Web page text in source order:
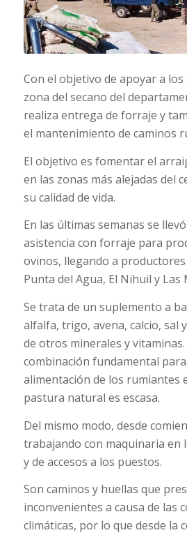
Con el objetivo de apoyar a los
zona del secano del
realiza entrega de forraje y
el mantenimiento de caminos
El objetivo es fomentar el
en las zonas más alejadas del
su calidad de vida.
En las últimas semanas se
asistencia con forraje para
ovinos, llegando a productores
Punta del Agua, El Nihuil y Las
Se trata de un suplemento a
alfalfa, trigo, avena, calcio, sal
de otros minerales y
combinación fundamental
alimentación de los rumiantes
pastura natural es escasa.
Del mismo modo, desde
trabajando con maquinaria en
y de accesos a los puestos.
Son caminos y huellas que
inconvenientes a causa de las
climáticas, por lo que desde la